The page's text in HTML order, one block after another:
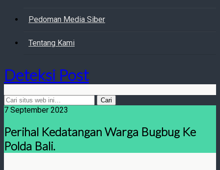
Pedoman Media Siber
Tentang Kami
Deteksi Post
7 September 2023
Perihal Kedatangan Warga Bugbug Ke
Polda Bali.